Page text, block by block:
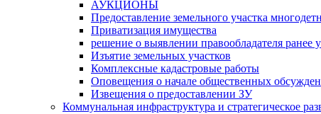
АУКЦИОНЫ
Предоставление земельного участка
Приватизация имущества
решение о выявлении правообладателя ранее
Изъятие земельных участков
Комплексные кадастровые работы
Оповещения о начале общественных
Извещения о предоставлении ЗУ
Коммунальная инфраструктура и стратегическое